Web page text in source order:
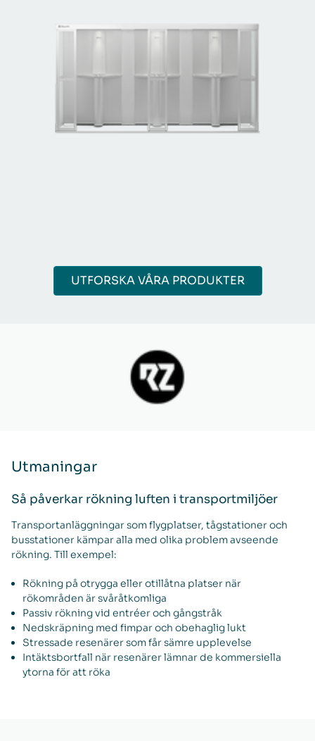
UTFORSKA VÅRA PRODUKTER
Utmaningar
Så påverkar rökning luften i transportmiljöer
Transportanläggningar som flygplatser, tågstationer och
busstationer kämpar alla med olika problem avseende
rökning. Till exempel:
Rökning på otrygga eller otillåtna platser när
rökområden är svåråtkomliga
Passiv rökning vid entréer och gångstråk
Nedskräpning med fimpar och obehaglig lukt
Stressade resenärer som får sämre upplevelse
Intäktsbortfall när resenärer lämnar de kommersiella
ytorna för att röka